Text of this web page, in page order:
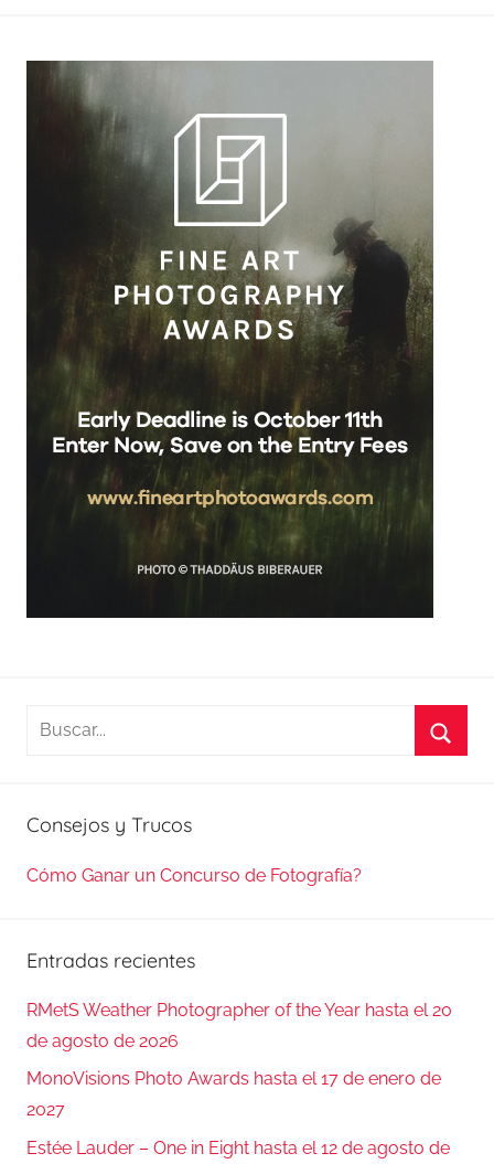
Buscar:
Consejos y Trucos
Cómo Ganar un Concurso de Fotografía?
Entradas recientes
RMetS Weather Photographer of the Year hasta el 20
de agosto de 2026
MonoVisions Photo Awards hasta el 17 de enero de
2027
Estée Lauder – One in Eight hasta el 12 de agosto de